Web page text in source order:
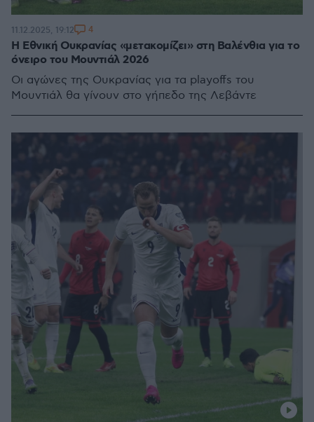
Η Εθνική Ουκρανίας «μετακομίζει» στη Βαλένθια για το
όνειρο του Μουντιάλ 2026
Οι αγώνες της Ουκρανίας για τα playoffs του
Μουντιάλ θα γίνουν στο γήπεδο της Λεβάντε
11.12.2025, 19:12 4